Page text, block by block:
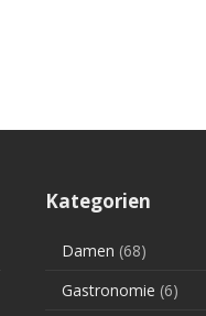
Kategorien
Damen (68)
Gastronomie (6)